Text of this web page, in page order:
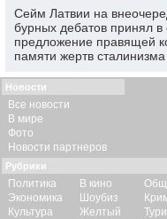
Сейм Латвии на
бурных дебатов принял в
предложение правящей
памяти жертв
Новости
Все новости
В мире
Фото
Новости партнеров
Рубрики
Политика
Экономика
Культура
В кино
Шоубиз
Желтый